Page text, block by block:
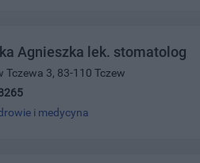
Agnieszka lek. stomatolog
Tczewa 3, 83-110 Tczew
i medycyna